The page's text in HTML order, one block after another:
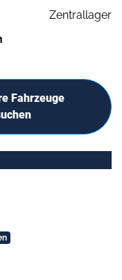
Zentrallager
Fahrzeuge